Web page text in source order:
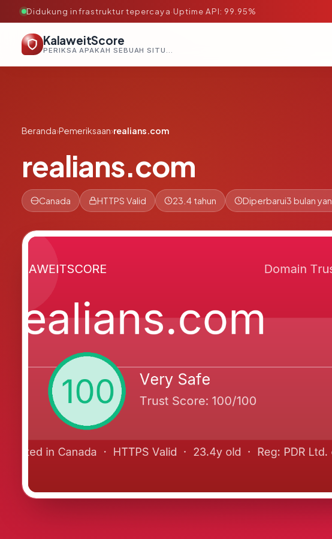
Didukung infrastruktur tepercaya·Uptime API: 99.95%
KalaweitScore
PERIKSA APAKAH SEBUAH SITUS AMAN, TEPERCAYA, DAN TERVERIFIKASI DALAM HITUNGAN DETIK.
Beranda›Pemeriksaan›realians.com
realians.com
Canada HTTPS Valid 23.4 tahun Diperbarui3 bulan